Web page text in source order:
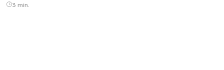
3 min.